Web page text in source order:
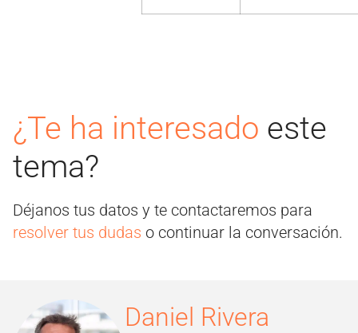
¿Te ha interesado este
tema?
Déjanos tus datos y te contactaremos para
resolver tus dudas o continuar la conversación.
Daniel Rivera